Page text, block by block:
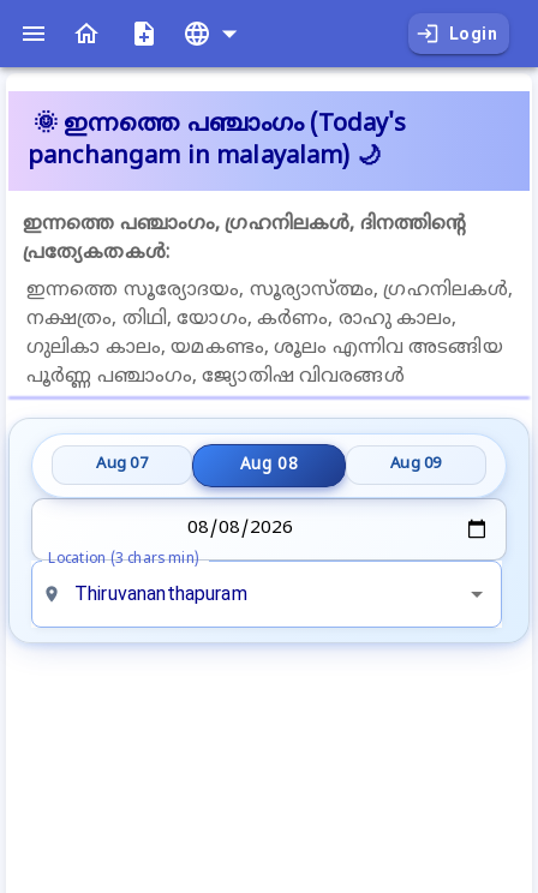
Login
🌞 ഇന്നത്തെ പഞ്ചാംഗം(Today's
panchangam in malayalam) 🌙
ഇന്നത്തെ പഞ്ചാംഗം, ഗ്രഹനിലകൾ, ദിനത്തിന്റെ
പ്രത്യേകതകൾ:
ഇന്നത്തെ സൂര്യോദയം, സൂര്യാസ്ത്മം, ഗ്രഹനിലകൾ,
നക്ഷത്രം, തിഥി, യോഗം, കര്‍ണം, രാഹു കാലം,
ഗുലികാ കാലം, യമകണ്ടം, ശൂലം എന്നിവ അടങ്ങിയ
പൂർണ്ണ പഞ്ചാംഗം, ജ്യോതിഷ വിവരങ്ങൾ
Aug 07 Aug 08 Aug 09
Location (3 chars min)